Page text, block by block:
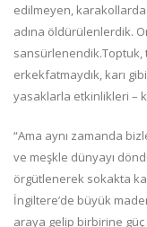
edilmeyen,
adına öldürülenlerdik.
erkekfatmaydık, karı
yasaklarla etkinlikleri –
“Ama aynı zamanda
ve meşkle dünyayı
örgütlenerek sokakta
İngiltere’de büyük
araya gelip birbirine güç